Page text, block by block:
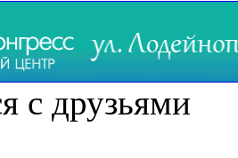
с друзьями